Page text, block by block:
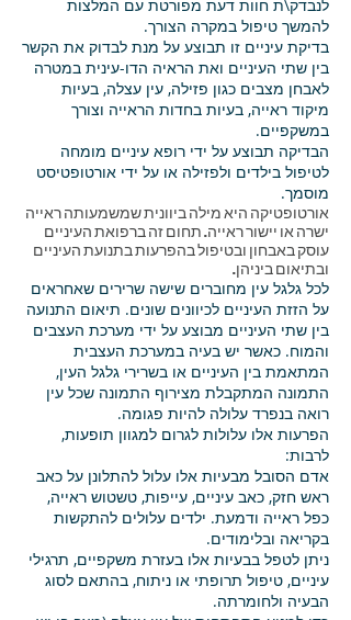
לנבדק\ת חוות דעת מפורטת עם המלצות
להמשך טיפול במקרה הצורך.
בדיקת עיניים זו תבוצע על מנת לבדוק את הקשר
בין שתי העיניים ואת הראיה הדו-עינית במטרה
לאבחן מצבים כגון פזילה, עין עצלה, בעיות
מיקוד ראייה, בעיות בחדות הראייה וצורך
במשקפיים.
הבדיקה תבוצע על ידי רופא עיניים מומחה
לטיפול בילדים ולפזילה או על ידי אורטופטיסט
מוסמך.
אורטופטיקה היא מילה ביוונית שמשמעותה ראייה
ישרה או יישור ראייה. תחום זה ברפואת העיניים
עוסק באבחון ובטיפול בהפרעות בתנועת העיניים
ובתיאום ביניהן.
לכל גלגל עין מחוברים שישה שרירים שאחראים
על הזזת העיניים לכיוונים שונים. תיאום התנועה
בין שתי העיניים מבוצע על ידי מערכת העצבים
והמוח. כאשר יש בעיה במערכת העצבית
המתאמת בין העיניים או בשרירי גלגל העין,
התמונה המתקבלת מצירוף התמונה שכל עין
רואה בנפרד עלולה להיות פגומה.
הפרעות אלו עלולות לגרום למגוון תופעות,
לרבות:
​אדם הסובל מבעיות אלו עלול להתלונן על כאב
ראש חזק, כאב עיניים, עייפות, טשטוש ראייה,
כפל ראייה ודמעת. ילדים עלולים להתקשות
בקריאה ובלימודים.
ניתן לטפל בבעיות אלו בעזרת משקפיים, תרגילי
עיניים, טיפול תרופתי או ניתוח, בהתאם לסוג
הבעיה ולחומרתה.